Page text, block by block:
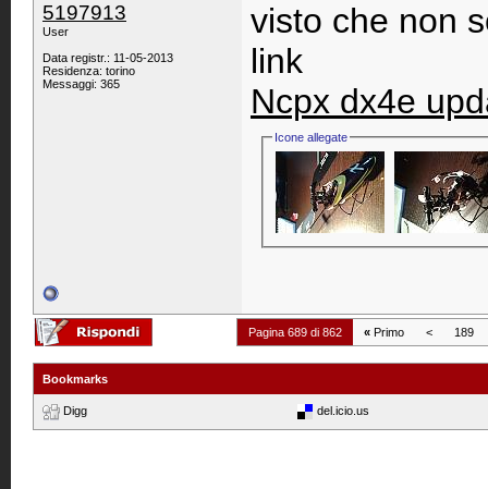
5197913
User
Data registr.: 11-05-2013
Residenza: torino
Messaggi: 365
visto che non
link
Ncpx dx4e
Icone allegate
Pagina 689 di 862 « Primo < 189
Bookmarks
Digg del.icio.us